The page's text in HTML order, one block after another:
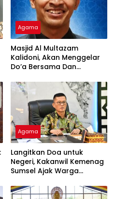
Agama
Masjid Al Multazam
Kalidoni, Akan Menggelar
Do’a Bersama Dan
RI Ke-81 Dengan
Pembicara Ustadz Qoim
Nur’aini M.Pd
Agama
Langitkan Doa untuk
Negeri, Kakanwil Kemenag
Sumsel Ajak Warga
Kebangsaan di Monas